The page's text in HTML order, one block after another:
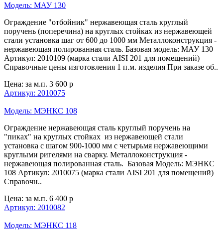
Модель: МАУ 130
Ограждение "отбойник" нержавеющая сталь круглый
поручень (поперечина) на круглых стойках из нержавеющей
стали установка шаг от 600 до 1000 мм Металлоконструкция -
нержавеющая полированная сталь. Базовая модель: МАУ 130
Артикул: 2010109 (марка стали AISI 201 для помещений)
Справочные цены изготовления 1 п.м. изделия При заказе об..
Цена: за м.п. 3 600 р
Артикул: 2010075
Модель: МЭНКС 108
Ограждение нержавеющая сталь круглый поручень на
"пиках" на круглых стойках из нержавеющей стали
установка с шагом 900-1000 мм с четырьмя нержавеющими
круглыми ригелями на сварку. Металлоконструкция -
нержавеющая полированная сталь. Базовая Модель: МЭНКС
108 Артикул: 2010075 (марка стали AISI 201 для помещений)
Справочн..
Цена: за м.п. 6 400 р
Артикул: 2010082
Модель: МЭНКС 118